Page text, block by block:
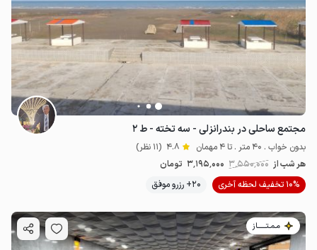
مجتمع ساحلی در بندرانزلی - سه تخته - ط ۲
بدون خواب . 40 متر . تا 4 مهمان 4.8 (11 نظر)
هر شب از 3٬550٬000 3٬195٬000 تومان
10% تخفیف لحظه آخری
20+ رزرو موفق
مـمـتــــــاز